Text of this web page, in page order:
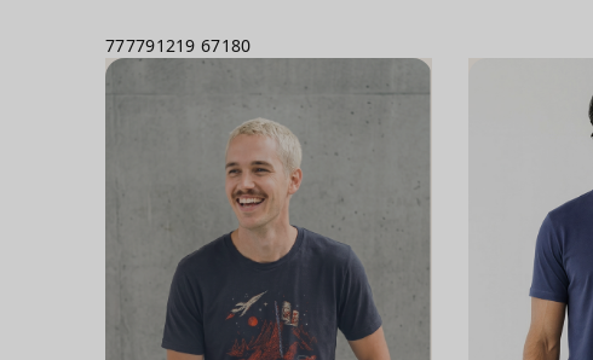
777791219 67180